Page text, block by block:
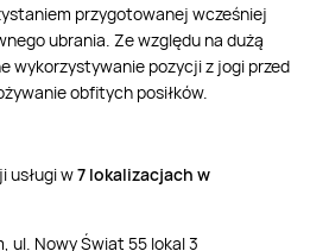
przygotowanej wcześniej
ubrania. Ze względu na dużą
wykorzystywanie pozycji z jogi przed
obfitych posiłków.
usługi w7 lokalizacjach w
ul. Nowy Świat 55 lokal 3